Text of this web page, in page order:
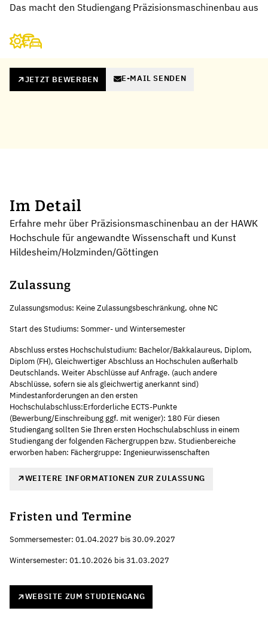
Das macht den Studiengang Präzisionsmaschinenbau aus
JETZT BEWERBEN E-MAIL SENDEN
Im Detail
Erfahre mehr über Präzisionsmaschinenbau an der HAWK
Hochschule für angewandte Wissenschaft und Kunst
Hildesheim/Holzminden/Göttingen
Zulassung
Zulassungsmodus: Keine Zulassungsbeschränkung, ohne NC
Start des Studiums: Sommer- und Wintersemester
Abschluss erstes Hochschulstudium: Bachelor/Bakkalaureus, Diplom,
Diplom (FH), Gleichwertiger Abschluss an Hochschulen außerhalb
Deutschlands. Weiter Abschlüsse auf Anfrage. (auch andere
Abschlüsse, sofern sie als gleichwertig anerkannt sind)
Mindestanforderungen an den ersten
Hochschulabschluss:Erforderliche ECTS-Punkte
(Bewerbung/Einschreibung ggf. mit weniger): 180 Für diesen
Studiengang sollten Sie Ihren ersten Hochschulabschluss in einem
Studiengang der folgenden Fächergruppen bzw. Studienbereiche
erworben haben: Fächergruppe: Ingenieurwissenschaften
WEITERE INFORMATIONEN ZUR ZULASSUNG
Fristen und Termine
Sommersemester: 01.04.2027 bis 30.09.2027
Wintersemester: 01.10.2026 bis 31.03.2027
WEBSITE ZUM STUDIENGANG